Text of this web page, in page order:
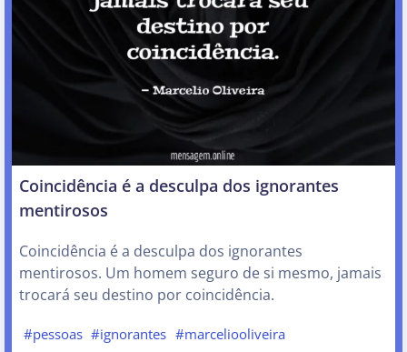
Coincidência é a desculpa dos ignorantes
mentirosos
Coincidência é a desculpa dos ignorantes
mentirosos. Um homem seguro de si mesmo, jamais
trocará seu destino por coincidência.
#pessoas #ignorantes #marceliooliveira